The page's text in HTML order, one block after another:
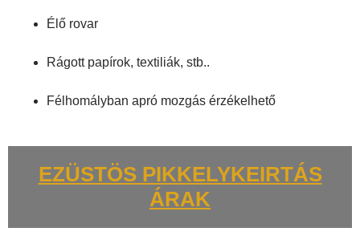
Élő rovar
Rágott papírok, textiliák, stb..
Félhomályban apró mozgás érzékelhető
EZÜSTÖS PIKKELYKEIRTÁS
ÁRAK